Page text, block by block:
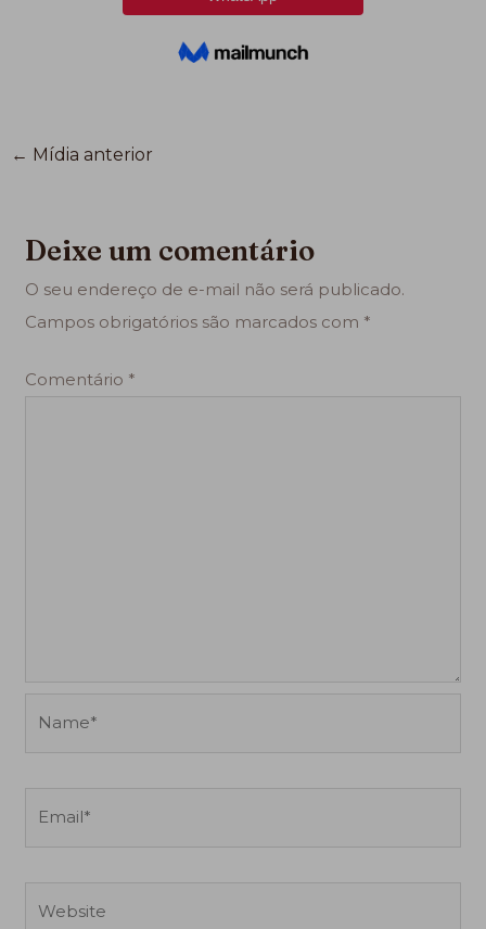
← Mídia anterior
Deixe um comentário
O seu endereço de e-mail não será publicado.
Campos obrigatórios são marcados com *
Comentário *